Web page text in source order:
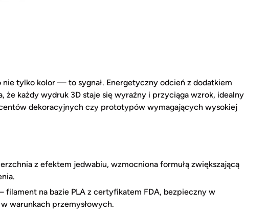
nie tylko kolor — to sygnał. Energetyczny odcień z dodatkiem
że każdy wydruk 3D staje się wyraźny i przyciąga wzrok, idealny
dekoracyjnych czy prototypów wymagających wysokiej
z efektem jedwabiu, wzmocniona formułą zwiększającą
filament na bazie PLA z certyfikatem FDA, bezpieczny w
warunkach przemysłowych.